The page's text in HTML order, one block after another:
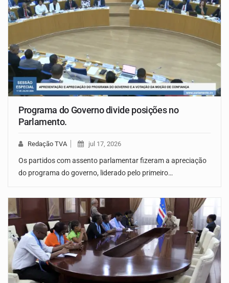
Programa do Governo divide posições no
Parlamento.
Redação TVA jul 17, 2026
Os partidos com assento parlamentar fizeram a apreciação
do programa do governo, liderado pelo primeiro…